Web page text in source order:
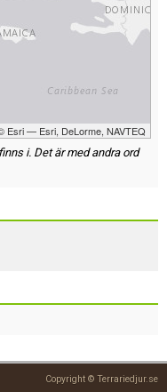
Esri — Esri, DeLorme, NAVTEQ
i. Det är med andra ord
Copyright © Terrariedjur.se